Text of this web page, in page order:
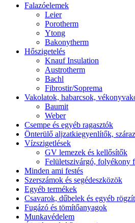
Falazóelemek
Leier
Porotherm
Ytong
Bakonytherm
Hőszigetelés
Knauf Insulation
Austrotherm
Bachl
Fibrostir/Soprema
Vakolatok, habarcsok,
Baumit
Weber
Csempe és egyéb ragasztók
Önterülő aljzatkiegyenlítők,
Vízszigetlések
GV lemezek és kellősítők
Felületszivárgó, folyékony
Minden ami festés
Szerszámok és segédeszközök
Egyéb termékek
Csavarok, dűbelek és egyéb
Fugázó és tömítőanyagok
Munkavédelem